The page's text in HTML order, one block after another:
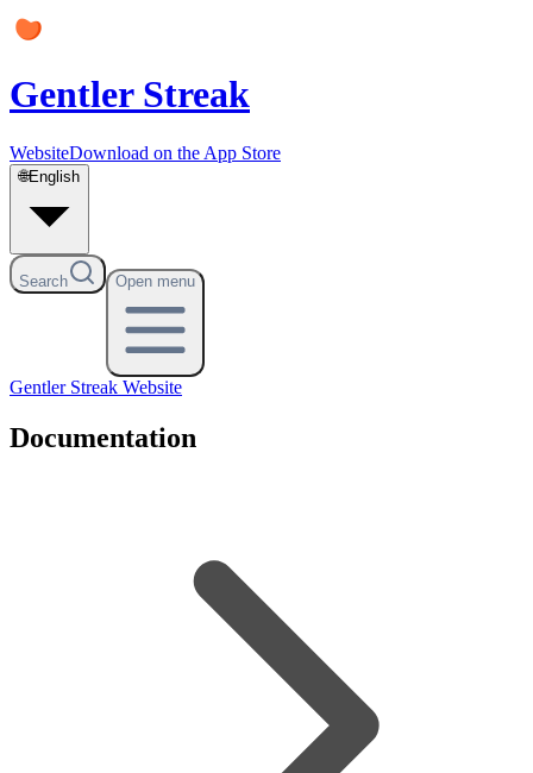
Gentler Streak
WebsiteDownload on the App Store
🌐English
Search Open menu
Gentler Streak Website
Documentation